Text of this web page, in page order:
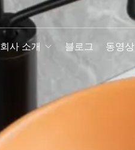
회사 소개 블로그 동영상